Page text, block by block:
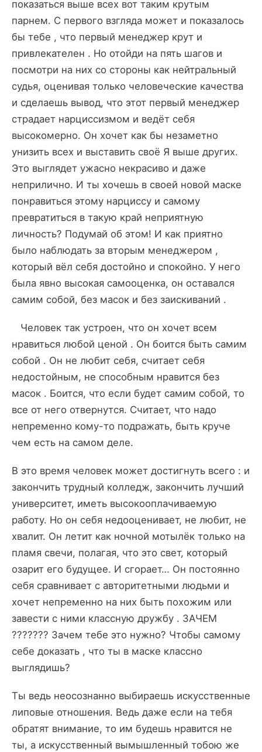
показаться выше всех вот таким крутым
парнем. С первого взгляда может и показалось
бы тебе , что первый менеджер крут и
привлекателен . Но отойди на пять шагов и
посмотри на них со стороны как нейтральный
судья, оценивая только человеческие качества
и сделаешь вывод, что этот первый менеджер
страдает нарциссизмом и ведёт себя
высокомерно. Он хочет как бы незаметно
унизить всех и выставить своё Я выше других.
Это выглядет ужасно некрасиво и даже
неприлично. И ты хочешь в своей новой маске
понравиться этому нарциссу и самому
превратиться в такую край неприятную
личность? Подумай об этом! И как приятно
было наблюдать за вторым менеджером ,
который вёл себя достойно и спокойно. У него
была явно высокая самооценка, он оставался
самим собой, без масок и без заискиваний .
Человек так устроен, что он хочет всем
нравиться любой ценой . Он боится быть самим
собой . Он не любит себя, считает себя
недостойным, не способным нравится без
масок . Боится, что если будет самим собой, то
все от него отвернутся. Считает, что надо
непременно кому-то подражать, быть круче
чем есть на самом деле.
В это время человек может достигнуть всего : и
закончить трудный колледж, закончить лучший
университет, иметь высокооплачиваемую
работу. Но он себя недооценивает, не любит, не
хвалит. Он летит как ночной мотылёк только на
пламя свечи, полагая, что это свет, который
озарит его будущее. И сгорает… Он постоянно
себя сравнивает с авторитетными людьми и
хочет непременно на них быть похожим или
завести с ними классную дружбу . ЗАЧЕМ
??????? Зачем тебе это нужно? Чтобы самому
себе доказать , что ты в маске классно
выглядишь?
Ты ведь неосознанно выбираешь искусственные
липовые отношения. Ведь даже если на тебя
обратят внимание, то им будешь нравится не
ты, а искусственный вымышленный тобою же